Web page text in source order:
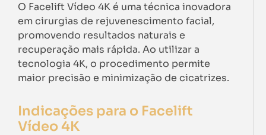
O Facelift Vídeo 4K é uma técnica inovadora
em cirurgias de rejuvenescimento facial,
promovendo resultados naturais e
recuperação mais rápida. Ao utilizar a
tecnologia 4K, o procedimento permite
maior precisão e minimização de cicatrizes.
Indicações para o Facelift
Vídeo 4K